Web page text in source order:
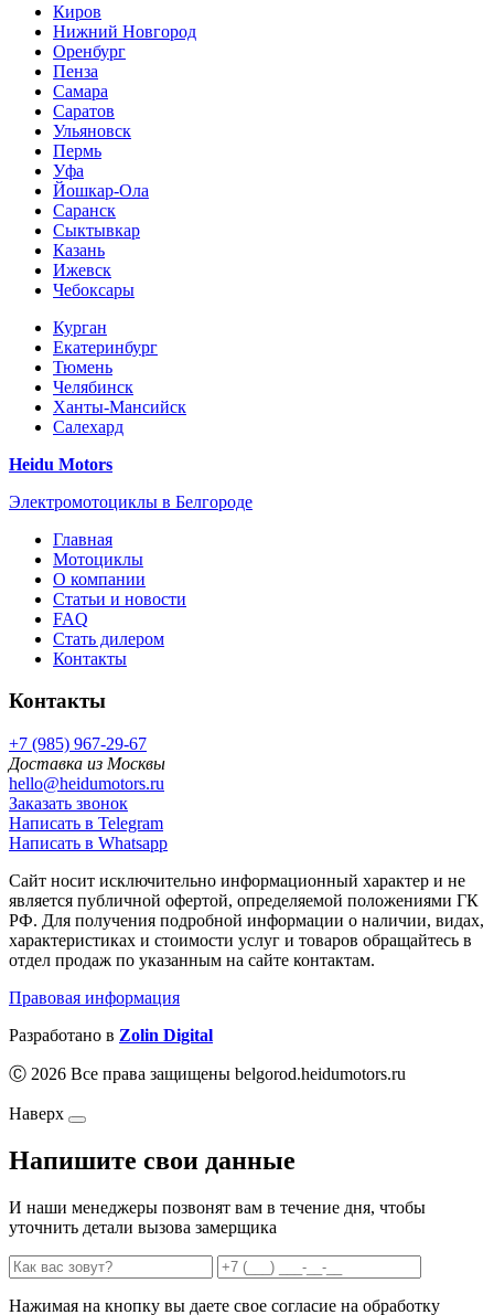
Киров
Нижний Новгород
Оренбург
Пенза
Самара
Саратов
Ульяновск
Пермь
Уфа
Йошкар-Ола
Саранск
Сыктывкар
Казань
Ижевск
Чебоксары
Курган
Екатеринбург
Тюмень
Челябинск
Ханты-Мансийск
Салехард
Heidu Motors
Электромотоциклы в Белгороде
Главная
Мотоциклы
О компании
Статьи и новости
FAQ
Стать дилером
Контакты
Контакты
+7 (985) 967-29-67
Доставка из Москвы
hello@heidumotors.ru
Заказать звонок
Написать в Telegram
Написать в Whatsapp
Сайт носит исключительно информационный характер и не
является публичной офертой, определяемой положениями ГК
РФ. Для получения подробной информации о наличии, видах,
характеристиках и стоимости услуг и товаров обращайтесь в
отдел продаж по указанным на сайте контактам.
Правовая информация
Разработано в Zolin Digital
Ⓒ 2026 Все права защищены belgorod.heidumotors.ru
Наверх
Напишите свои данные
И наши менеджеры позвонят вам в течение дня, чтобы
уточнить детали вызова замерщика
Нажимая на кнопку вы даете свое согласие на обработку